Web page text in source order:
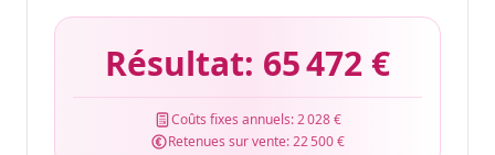
Résultat: 65 472 €
Coûts fixes annuels:2 028 €
Retenues sur vente:22 500 €